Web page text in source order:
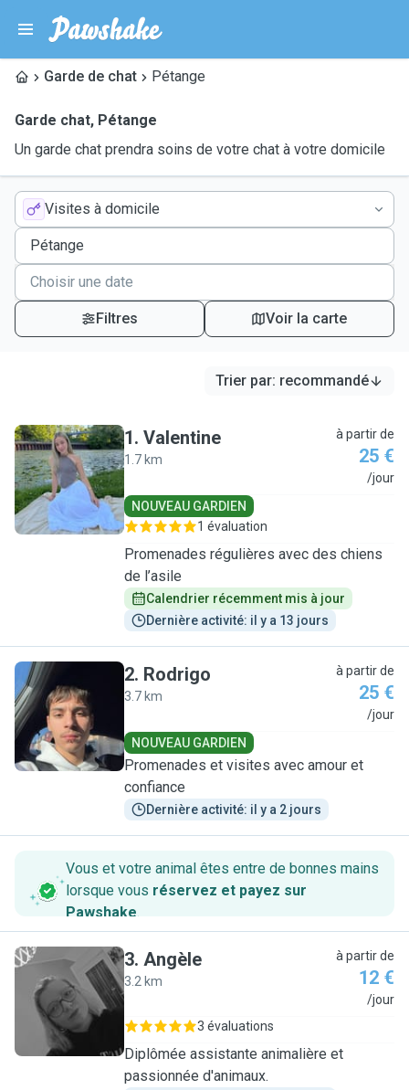
Garde de chat Pétange
Garde chat, Pétange
Un garde chat prendra soins de votre chat à votre domicile
Visites à domicile
Filtres Voir la carte
Trier par: recommandé
V
1. Valentine
1.7 km
à partir de
25 €
/jour
NOUVEAU GARDIEN
1 évaluation
Promenades régulières avec des chiens
de l’asile
Calendrier récemment mis à jour
Dernière activité: il y a 13 jours
R
2. Rodrigo
3.7 km
à partir de
25 €
/jour
NOUVEAU GARDIEN
Promenades et visites avec amour et
confiance
Dernière activité: il y a 2 jours
Vous et votre animal êtes entre de bonnes mains
lorsque vous réservez et payez sur
Pawshake.
A
3. Angèle
3.2 km
à partir de
12 €
/jour
3 évaluations
Diplômée assistante animalière et
passionnée d'animaux.